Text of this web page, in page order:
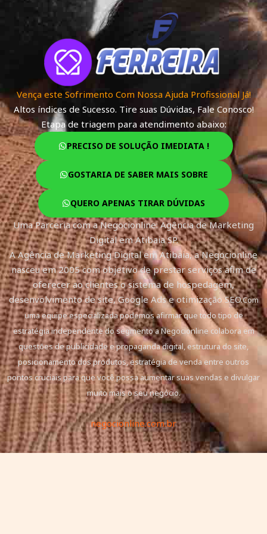
Vença este Sofrimento Com Nossa Ajuda Profissional Já!
Altos índices de Sucesso. Tire suas Dúvidas, Fale Conosco!
Etapa de triagem para atendimento abaixo:
PRECISO DE SOLUÇÃO IMEDIATA !
GOSTARIA DE SABER MAIS SOBRE
QUERO APENAS TIRAR DÚVIDAS
Uma Parceria com a Negocionline: Agência de Marketing
Digital em Atibaia SP.
A Agência de Marketing Digital em Atibaia, a Negocionline
nasceu em 2005 com objetivo de prestar serviços afim de
oferecer ao clientes o sistema de hospedagem,
desenvolvimento de site, Google Ads e otimização SEO.Com
uma equipe especializada podemos afirmar que todo tipo de
estratégia independente do segmento a Negocionline colabora em
questões de publicidade e propaganda digital, estrutura do site,
posicionamento dos produtos, estratégia de venda entre outros
pontos cruciais para que você possa aumentar suas vendas e divulgar
muito mais o seu negócio.
negocionline.com.br